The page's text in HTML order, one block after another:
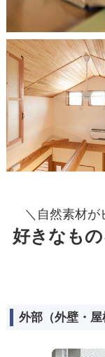
＼自然素材が
好きなも
外部（外壁・屋